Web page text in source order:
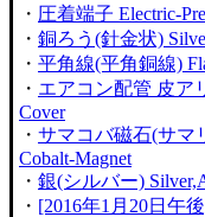
・ 圧着端子 Electric-
・ 銅ろう(針金状)
・ 平角線(平角銅線)
・ エアコン配管 皮ア
Cover
・ サマコバ磁石(サマ
Cobalt-Magnet
・ 銀(シルバー)
・ [2016年1月20日午